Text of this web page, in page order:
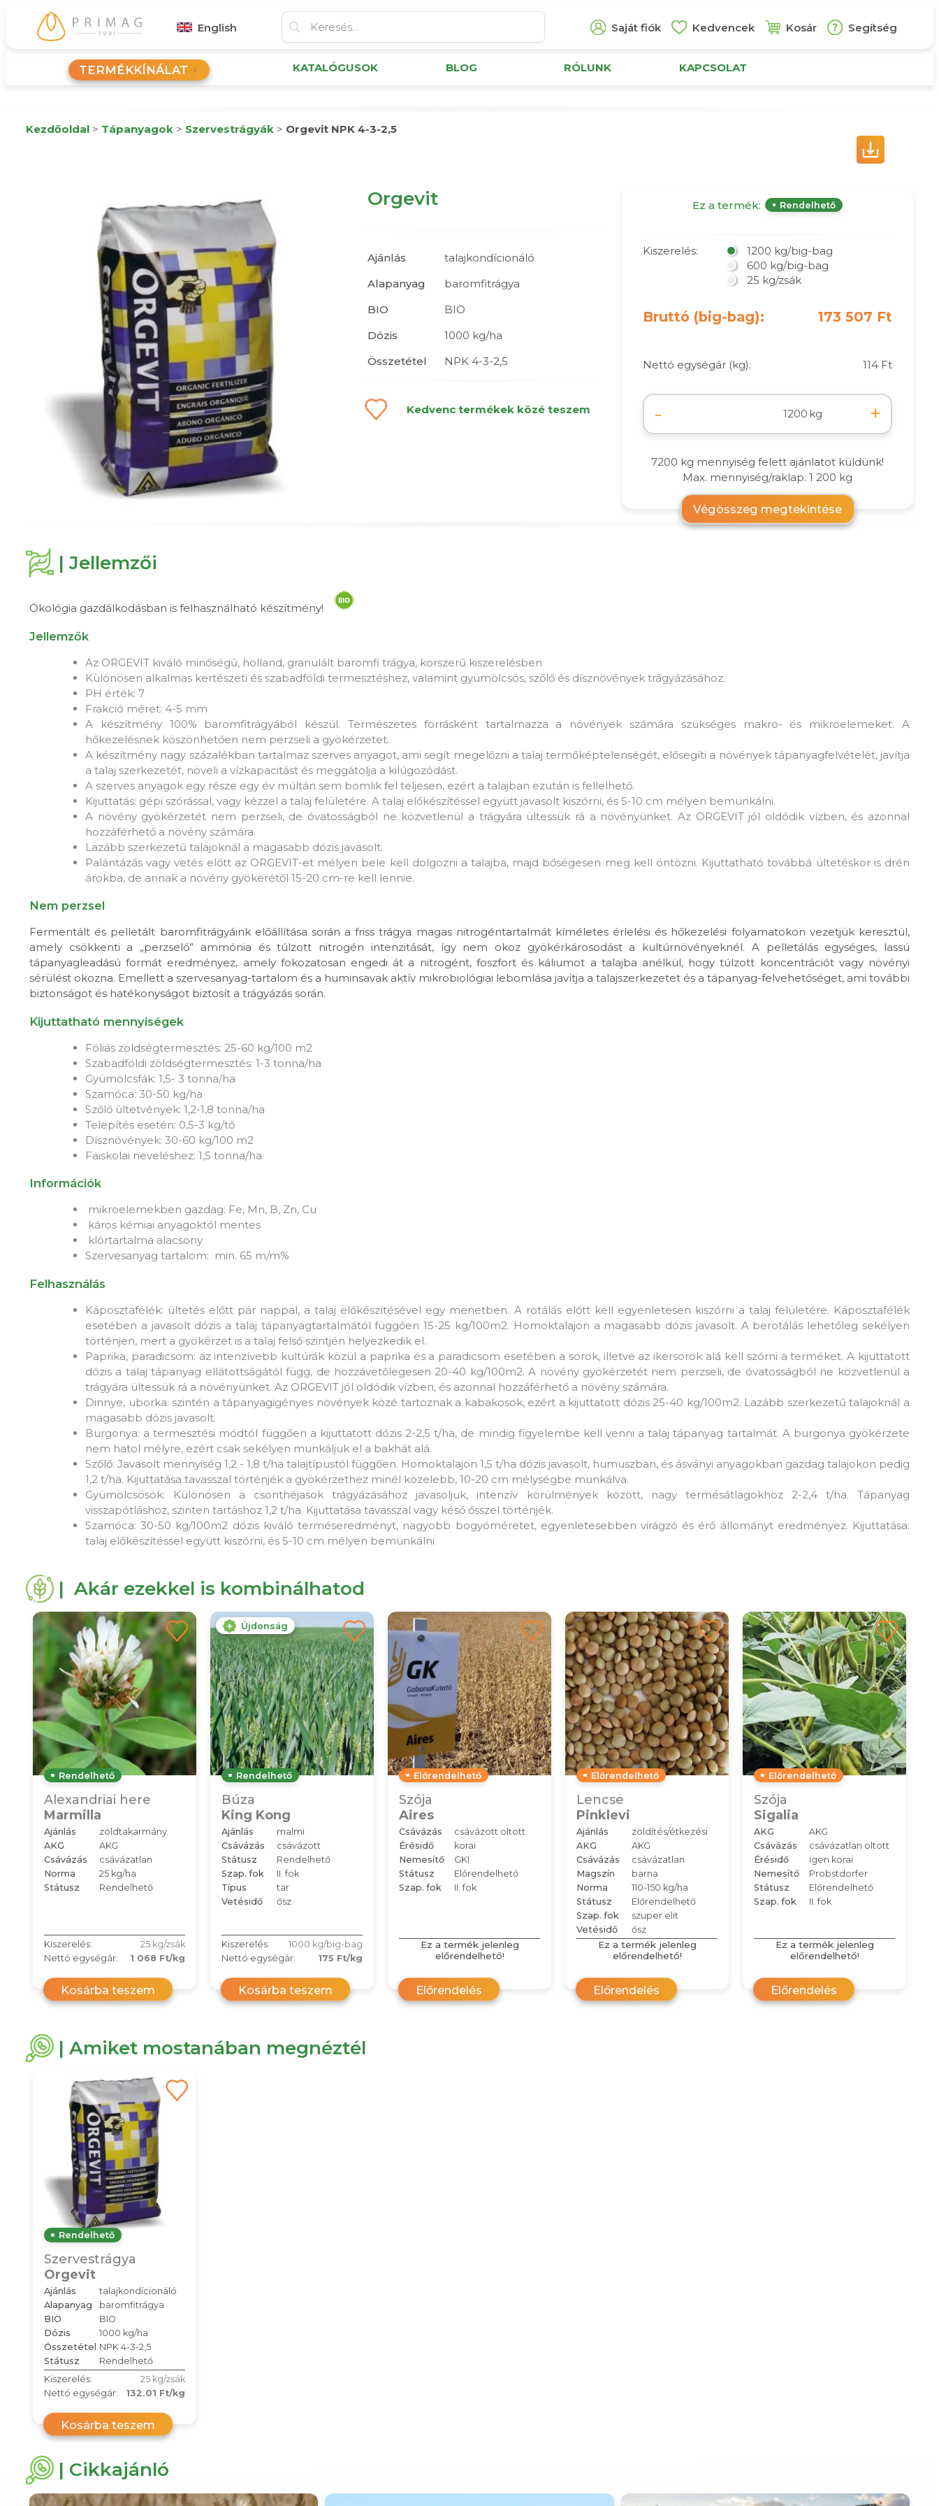
English Saját fiók Kedvencek Kosár Segítség
TERMÉKKÍNÁLAT KATALÓGUSOK BLOG RÓLUNK KAPCSOLAT
Kezdőoldal > Tápanyagok > Szervestrágyák > Orgevit NPK 4-3-2,5
Orgevit
Ajánlás
talajkondícionáló
Alapanyag
baromfitrágya
BIO
BIO
Dózis
1000 kg/ha
Összetétel
NPK 4-3-2,5
Kedvenc termékek közé teszem
Ez a termék: Rendelhető
Kiszerelés:
1200 kg/big-bag
600 kg/big-bag
25 kg/zsák
Bruttó (big-bag): 173 507 Ft
Nettó egységár (kg): 114 Ft
- kg +
7200 kg mennyiség felett ajánlatot küldünk!
Max. mennyiség/raklap: 1 200 kg
Végösszeg megtekintése
| Jellemzői
Ökológia gazdálkodásban is felhasználható készítmény!
Jellemzők
Az ORGEVIT kiváló minőségű, holland, granulált baromfi trágya, korszerű kiszerelésben
Különösen alkalmas kertészeti és szabadföldi termesztéshez, valamint gyümölcsös, szőlő és dísznövények trágyázásához.
PH érték: 7
Frakció méret: 4-5 mm
A készítmény 100% baromfitrágyából készül. Természetes forrásként tartalmazza a növények számára szükséges makro- és mikroelemeket. A
hőkezelésnek köszönhetően nem perzseli a gyökérzetet.
A készítmény nagy százalékban tartalmaz szerves anyagot, ami segít megelőzni a talaj termőképtelenségét, elősegíti a növények tápanyagfelvételét, javítja
a talaj szerkezetét, növeli a vízkapacitást és meggátolja a kilúgozódást.
A szerves anyagok egy része egy év múltán sem bomlik fel teljesen, ezért a talajban ezután is fellelhető.
Kijuttatás: gépi szórással, vagy kézzel a talaj felületére. A talaj előkészítéssel együtt javasolt kiszórni, és 5-10 cm mélyen bemunkálni.
A növény gyökérzetét nem perzseli, de óvatosságból ne közvetlenül a trágyára ültessük rá a növényünket. Az ORGEVIT jól oldódik vízben, és azonnal
hozzáférhető a növény számára.
Lazább szerkezetű talajoknál a magasabb dózis javasolt.
Palántázás vagy vetés előtt az ORGEVIT-et mélyen bele kell dolgozni a talajba, majd bőségesen meg kell öntözni. Kijuttatható továbbá ültetéskor is drén
árokba, de annak a növény gyökerétől 15-20 cm-re kell lennie.
Nem perzsel
Fermentált és pelletált baromfitrágyáink előállítása során a friss trágya magas nitrogéntartalmát kíméletes érlelési és hőkezelési folyamatokon vezetjük keresztül,
amely csökkenti a „perzselő” ammónia és túlzott nitrogén intenzitását, így nem okoz gyökérkárosodást a kultúrnövényeknél. A pelletálás egységes, lassú
tápanyagleadású formát eredményez, amely fokozatosan engedi át a nitrogént, foszfort és káliumot a talajba anélkül, hogy túlzott koncentrációt vagy növényi
sérülést okozna. Emellett a szervesanyag-tartalom és a huminsavak aktív mikrobiológiai lebomlása javítja a talajszerkezetet és a tápanyag-felvehetőséget, ami további
biztonságot és hatékonyságot biztosít a trágyázás során.
Kijuttatható mennyiségek
Fóliás zöldségtermesztés: 25-60 kg/100 m2
Szabadföldi zöldségtermesztés: 1-3 tonna/ha
Gyümölcsfák: 1,5- 3 tonna/ha
Szamóca: 30-50 kg/ha
Szőlő ültetvények: 1,2-1,8 tonna/ha
Telepítés esetén: 0,5-3 kg/tő
Dísznövények: 30-60 kg/100 m2
Faiskolai neveléshez: 1,5 tonna/ha
Információk
mikroelemekben gazdag: Fe, Mn, B, Zn, Cu
káros kémiai anyagoktól mentes
klórtartalma alacsony
Szervesanyag tartalom: min. 65 m/m%
Felhasználás
Káposztafélék: ültetés előtt pár nappal, a talaj előkészítésével egy menetben. A rotálás előtt kell egyenletesen kiszórni a talaj felületére. Káposztafélék
esetében a javasolt dózis a talaj tápanyagtartalmától függően 15-25 kg/100m2. Homoktalajon a magasabb dózis javasolt. A berotálás lehetőleg sekélyen
történjen, mert a gyökérzet is a talaj felső szintjén helyezkedik el.
Paprika, paradicsom: az intenzívebb kultúrák közül a paprika és a paradicsom esetében a sorok, illetve az ikersorok alá kell szórni a terméket. A kijuttatott
dózis a talaj tápanyag ellátottságától függ, de hozzávetőlegesen 20-40 kg/100m2. A növény gyökérzetét nem perzseli, de óvatosságból ne közvetlenül a
trágyára ültessük rá a növényünket. Az ORGEVIT jól oldódik vízben, és azonnal hozzáférhető a növény számára.
Dinnye, uborka: szintén a tápanyagigényes növények közé tartoznak a kabakosok, ezért a kijuttatott dózis 25-40 kg/100m2. Lazább szerkezetű talajoknál a
magasabb dózis javasolt.
Burgonya: a termesztési módtól függően a kijuttatott dózis 2-2,5 t/ha, de mindig figyelembe kell venni a talaj tápanyag tartalmát. A burgonya gyökérzete
nem hatol mélyre, ezért csak sekélyen munkáljuk el a bakhát alá.
Szőlő: Javasolt mennyiség 1,2 - 1,8 t/ha talajtípustól függően. Homoktalajon 1,5 t/ha dózis javasolt, humuszban, és ásványi anyagokban gazdag talajokon pedig
1,2 t/ha. Kijuttatása tavasszal történjék a gyökérzethez minél közelebb, 10-20 cm mélységbe munkálva.
Gyümölcsösök: Különösen a csonthéjasok trágyázásához javasoljuk, intenzív körülmények között, nagy termésátlagokhoz 2-2,4 t/ha. Tápanyag
visszapótláshoz, szinten tartáshoz 1,2 t/ha. Kijuttatása tavasszal vagy késő ősszel történjék.
Szamóca: 30-50 kg/100m2 dózis kiváló terméseredményt, nagyobb bogyóméretet, egyenletesebben virágzó és érő állományt eredményez. Kijuttatása:
talaj előkészítéssel együtt kiszórni, és 5-10 cm mélyen bemunkálni
| Akár ezekkel is kombinálhatod
Rendelhető
Alexandriai here
Marmilla
Ajánlás
zöldtakarmány
AKG
AKG
Csávázás
csávázatlan
Norma
25 kg/ha
Státusz
Rendelhető
Kiszerelés:
25 kg/zsák
Nettó egységár:
1 068 Ft/kg
Kosárba teszem
Újdonság
Rendelhető
Búza
King Kong
Ajánlás
malmi
Csávázás
csávázott
Státusz
Rendelhető
Szap. fok
II. fok
Típus
tar
Vetésidő
ősz
Kiszerelés:
1000 kg/big-bag
Nettó egységár:
175 Ft/kg
Kosárba teszem
Előrendelhető
Szója
Aires
Csávázás
csávázott oltott
Érésidő
korai
Nemesítő
GKI
Státusz
Előrendelhető
Szap. fok
II. fok
Ez a termék jelenleg
előrendelhető!
Előrendelés
Előrendelhető
Lencse
Pinklevi
Ajánlás
zöldítés/étkezési
AKG
AKG
Csávázás
csávázatlan
Magszín
barna
Norma
110-150 kg/ha
Státusz
Előrendelhető
Szap. fok
szuper elit
Vetésidő
ősz
Ez a termék jelenleg
előrendelhető!
Előrendelés
Előrendelhető
Szója
Sigalia
AKG
AKG
Csávázás
csávázatlan oltott
Érésidő
igen korai
Nemesítő
Probstdorfer
Státusz
Előrendelhető
Szap. fok
II. fok
Ez a termék jelenleg
előrendelhető!
Előrendelés
| Amiket mostanában megnéztél
Rendelhető
Szervestrágya
Orgevit
Ajánlás
talajkondícionáló
Alapanyag
baromfitrágya
BIO
BIO
Dózis
1000 kg/ha
Összetétel NPK 4-3-2,5
Státusz
Rendelhető
Kiszerelés:
25 kg/zsák
Nettó egységár:
132.01 Ft/kg
Kosárba teszem
| Cikkajánló